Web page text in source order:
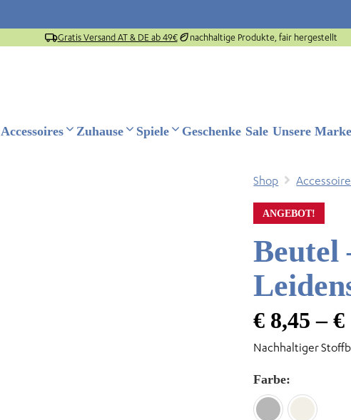
Gratis Versand AT & DE ab 49€ nachhaltige Produkte, fair hergestellt
Accessoires Zuhause Spiele Geschenke Sale Unsere
Shop
ANGEBOT!
Beutel
€ 8,45 –€
Nachhaltiger
Farbe